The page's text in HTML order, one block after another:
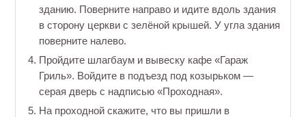
зданию. Поверните направо и идите вдоль здания
в сторону церкви с зелёной крышей. У угла здания
поверните налево.
Пройдите шлагбаум и вывеску кафе «Гараж
Гриль». Войдите в подъезд под козырьком —
серая дверь с надписью «Проходная».
На проходной скажите, что вы пришли в